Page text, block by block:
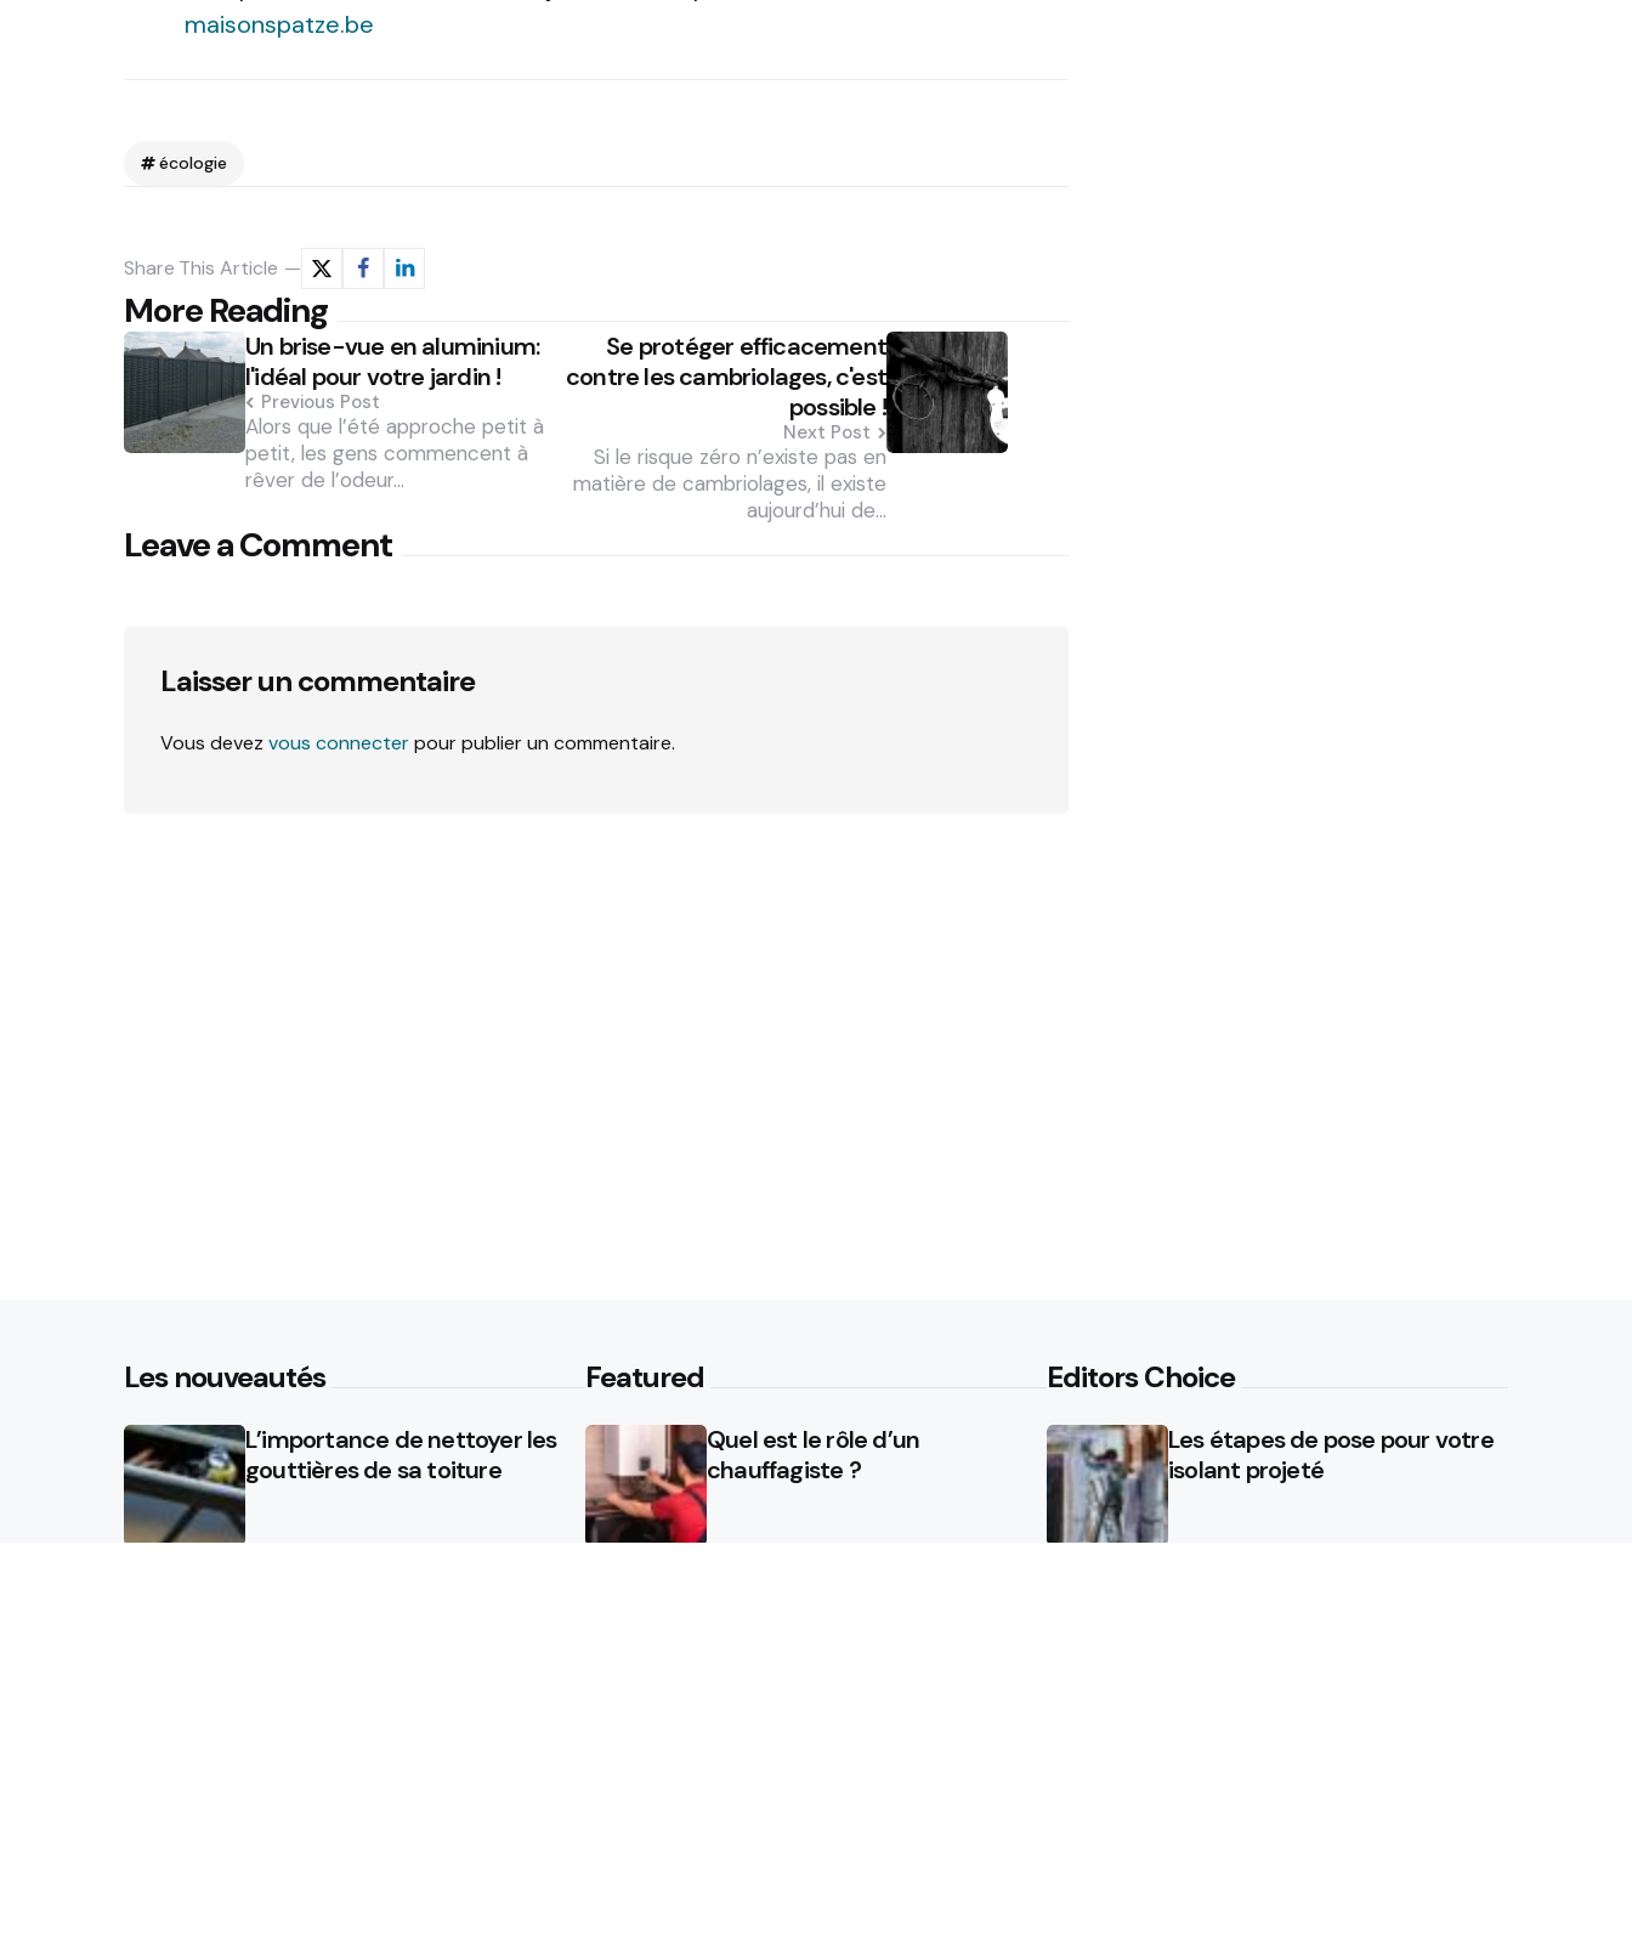
maisonspatze.be
écologie
Share This Article
More Reading
Post
navigationUn brise-vue en aluminium:
l'idéal pour votre jardin !
Previous Post
Alors que l’été approche petit à
petit, les gens commencent à
rêver de l’odeur…
Se protéger efficacement
contre les cambriolages, c'est
possible !
Next Post
Si le risque zéro n’existe pas en
matière de cambriolages, il existe
aujourd’hui de…
Leave a Comment
Laisser un commentaire
Vous devez vous connecterpour publier un commentaire.
Les nouveautés
L’importance de nettoyer les
gouttières de sa toiture
Featured
Quel est le rôle d’un
chauffagiste ?
Editors Choice
Les étapes de pose pour votre
isolant projeté